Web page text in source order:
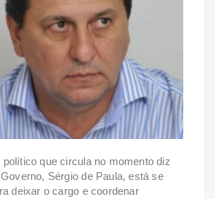
que circula no momento diz
Sérgio de Paula, está se
deixar o cargo e coordenar